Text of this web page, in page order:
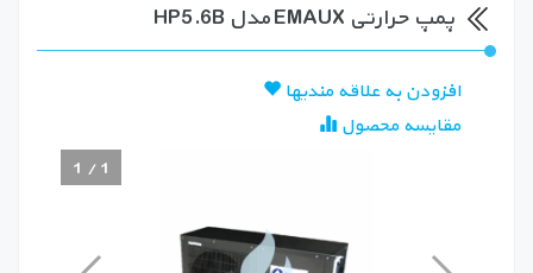
پمپ حرارتی EMAUX مدل HP5.6B
افزودن به علاقه مندیها
مقایسه محصول
1 /1